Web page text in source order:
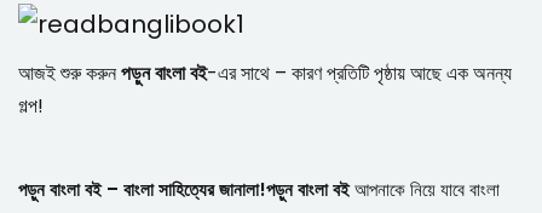
আজই শুরু করুনপড়ুন বাংলা বই-এর সাথে – কারণ প্রতিটি পৃষ্ঠায় আছে এক অনন্য
গল্প!
পড়ুন বাংলা বই – বাংলা সাহিত্যের জানালা!পড়ুন বাংলা বইআপনাকে নিয়ে যাবে বাংলা